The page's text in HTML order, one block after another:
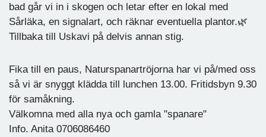
bad går vi in i skogen och letar efter en lokal med
Sårläka, en signalart, och räknar eventuella plantor.🌿
Tillbaka till Uskavi på delvis annan stig.
Fika till en paus, Naturspanartröjorna har vi på/med oss
så vi är snyggt klädda till lunchen 13.00. Fritidsbyn 9.30
för samåkning.
Välkomna med alla nya och gamla "spanare"
Info. Anita 0706086460